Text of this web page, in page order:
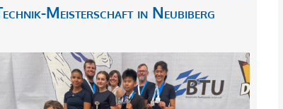
Meisterschaft in Neubiberg